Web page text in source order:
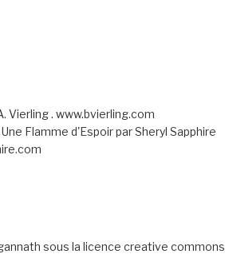
Vierling . www.bvierling.com
Flamme d'Espoir par Sheryl Sapphire
sous la licence creative commons